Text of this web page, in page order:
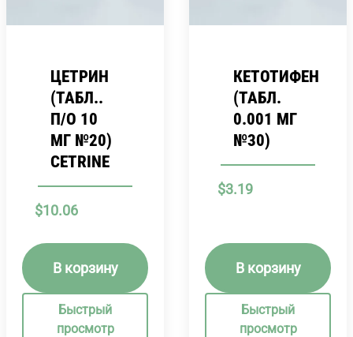
ЦЕТРИН
(ТАБЛ..
П/О 10
МГ №20)
CETRINE
$10.06
В корзину
Быстрый
просмотр
КЕТОТИФЕН
(ТАБЛ.
0.001 МГ
№30)
$3.19
В корзину
Быстрый
просмотр